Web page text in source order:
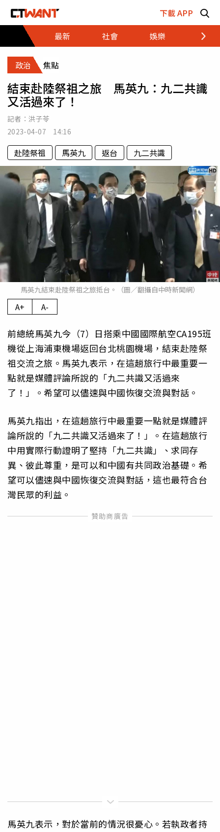
下載 APP
最新
社會 娛樂 財經
政治 焦點
結束赴陸祭祖之旅 馬英九：九二共識
又活過來了！
記者： 洪子苓
2023-04-07 14:16
赴陸祭祖 馬英九 返台 九二共識
馬英九結束赴陸祭祖之旅抵台。（圖／翻攝自中時新聞網）
A+ A-
前總統馬英九今（7）日搭乘中國國際航空CA195班
機從上海浦東機場返回台北桃園機場，結束赴陸祭
祖交流之旅。馬英九表示，在這趟旅行中最重要一
點就是媒體評論所說的「九二共識又活過來
了！」。希望可以儘速與中國恢復交流與對話。
馬英九指出，在這趟旅行中最重要一點就是媒體評
論所說的「九二共識又活過來了！」。在這趟旅行
中用實際行動證明了堅持「九二共識」、求同存
異、彼此尊重，是可以和中國有共同政治基礎。希
望可以儘速與中國恢復交流與對話，這也最符合台
灣民眾的利益。
馬英九表示，對於當前的情況很憂心。若執政者持